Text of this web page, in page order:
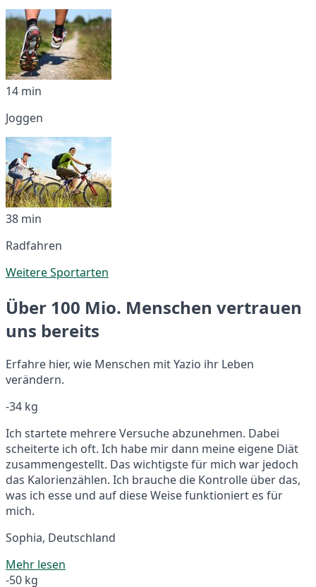
14 min
Joggen
38 min
Radfahren
Weitere Sportarten
Über 100 Mio. Menschen vertrauen
uns bereits
Erfahre hier, wie Menschen mit Yazio ihr Leben
verändern.
-34 kg
Ich startete mehrere Versuche abzunehmen. Dabei
scheiterte ich oft. Ich habe mir dann meine eigene Diät
zusammengestellt. Das wichtigste für mich war jedoch
das Kalorienzählen. Ich brauche die Kontrolle über das,
was ich esse und auf diese Weise funktioniert es für
mich.
Sophia, Deutschland
Mehr lesen
-50 kg